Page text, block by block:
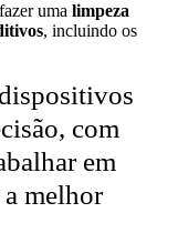
uma limpeza
, incluindo os
com
em
melhor